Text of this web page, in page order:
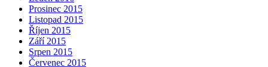
Prosinec 2015
Listopad 2015
Říjen 2015
Září 2015
Srpen 2015
Červenec 2015